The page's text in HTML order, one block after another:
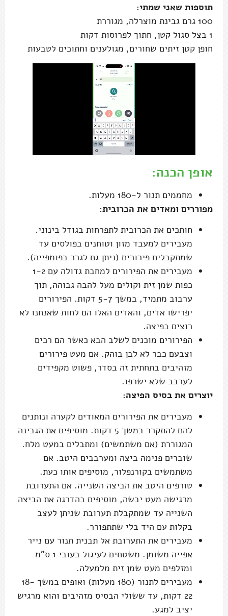
תוספות שאני שמתי:
100 גרם גבינת מוצרלה, מגוררת
1 בצל סגול קטן, חתוך לפרוסות דקות
חופן קטן זיתים שחורים, מגולענים וחתוכים לטבעות
אופן הכנה:
מחממים תנור ל-180 מעלות.
מפוררים ומאדים את הכרובית:
חותכים את הכרובית לתפרחות בגודל בינוני.
מעבירים למעבד מזון וטוחנים בפולסים עד
שמתקבלים פירורים (ניתן גם לגרר בפומפייה).
מעבירים את הפירורים למחבת גדולה עם 1-2
כפות שמן זית וקולים מעל להבה גבוהה, תוך
ערבוב מתמיד, במשך 5-7 דקות. הפירורים
יפרישו אדים, והאדים האלו הם לחות שאנחנו לא
רוצים בפיצה.
הפירורים מוכנים לשלב הבא כאשר הם רכים
וצבעם כבר לא לבן בוהק. אם מעט פירורים
מזהיבים בתחתית זה בסדר, פשוט מקפידים
לערבב שלא ישרפו.
יוצרים את בסיס הפיצה:
מעבירים את הפירורים המאודים לקערה ונותנים
להם להתקרר במשך 5 דקות. מוסיפים את הגבינה
המגוררת (אם משתמשים) ומתבלים במעט מלח.
שוברים פנימה ביצה ומערבבים היטב. אם
משתמשים בקורנפלור, מוסיפים אותו כעת.
טורפים היטב את הביצה השנייה. אם התערובת
מרגישה מעט יבשה, מוסיפים בהדרגה את הביצה
השנייה עד שמתקבלת תערובת שניתן לעצב
בקלות עם היד בלי שתתפורר.
מעבירים את התערובת אל תבנית תנור עם נייר
אפייה משומן. משטחים לעיגול בעובי 1 ס"מ
ומזלפים מעט שמן זית מלמעלה.
מעבירים לתנור (180 מעלות) ואופים במשך 18-
22 דקות, עד ששולי הבסיס מזהיבים והוא מרגיש
יציב למגע.